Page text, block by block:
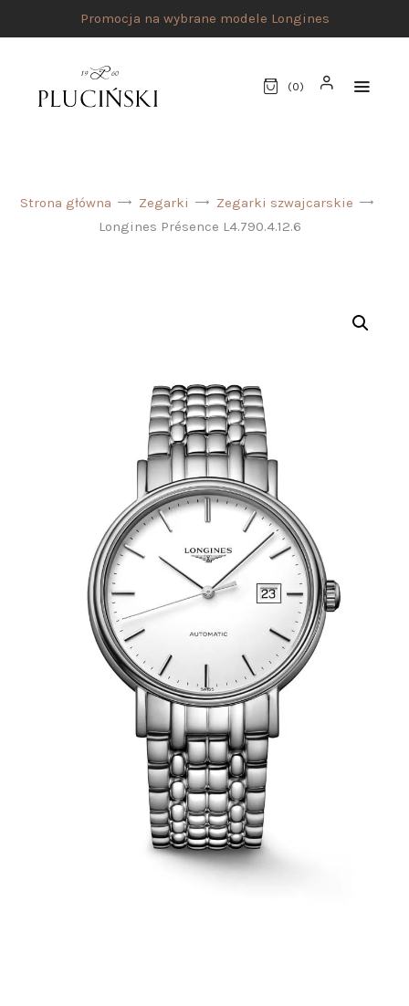
Promocja na wybrane modele Longines
(0)
UMÓW SPOTKANIE
AKCESORIA
SERWIS
KONTAKT
Strona główna Zegarki
Zegarki szwajcarskie
Longines Présence L4.790.4.12.6